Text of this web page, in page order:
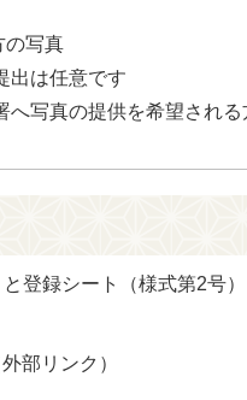
の写真
出は任意です
へ写真の提供を希望される
登録シート（様式第2号
外部リンク）